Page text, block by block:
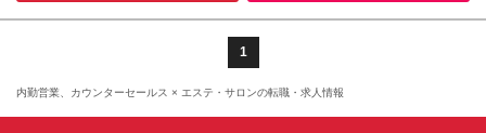
院／川口院／川越院／越谷院／宇都宮院／水戸院／つ
くば院／高崎院／前橋院 【北海道】札幌駅前院 【東
北】仙台駅前院／郡山院／青森院／盛岡院／山形院／
1
内勤営業、カウンターセールス × エステ・サロンの転職・求人情報